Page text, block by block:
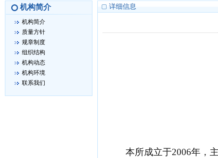
机构简介
机构简介
质量方针
规章制度
组织结构
机构动态
机构环境
联系我们
详细信息
本所成立于2006年，